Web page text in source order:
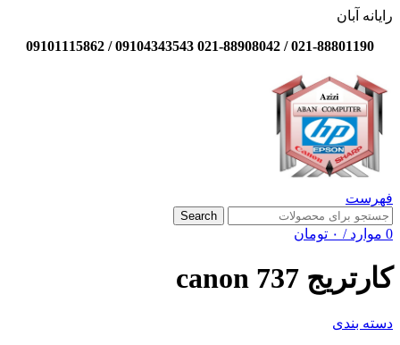
رایانه آبان
021-88801190 / 021-88908042 09104343543 / 09101115862
فهرست
Search
0 موارد / ۰ تومان
کارتریج canon 737
دسته بندی